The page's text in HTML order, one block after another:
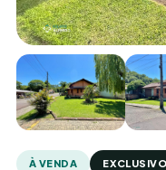
À VENDA EXCLUSIVO